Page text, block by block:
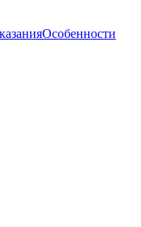
Особенности